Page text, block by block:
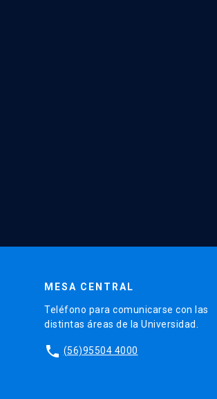
MESA CENTRAL
Teléfono para comunicarse con las
distintas áreas de la Universidad.
phone (56)95504 4000